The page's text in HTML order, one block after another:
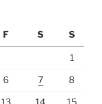
F S S
1
6 7 8